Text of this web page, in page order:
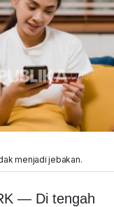
menjadi jebakan.
— Di tengah